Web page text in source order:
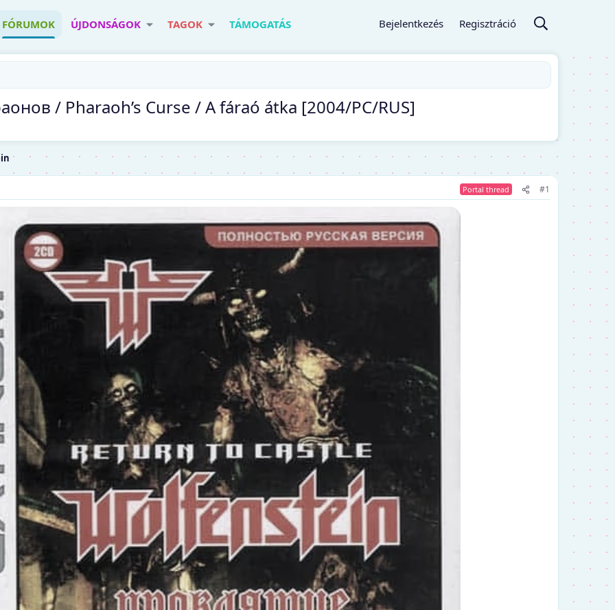
FÓRUMOK ÚJDONSÁGOK TAGOK TÁMOGATÁS Bejelentkezés Regisztráció
/ Pharaoh’s Curse / A fáraó átka [2004/PC/RUS]
Portal thread #1